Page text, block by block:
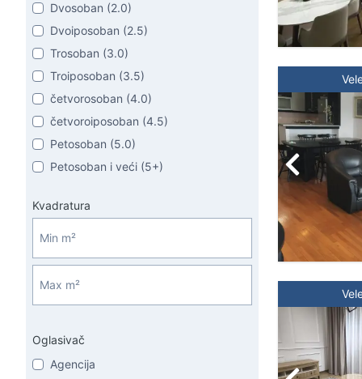
Dvosoban (2.0)
Dvoiposoban (2.5)
Trosoban (3.0)
Troiposoban (3.5)
četvorosoban (4.0)
četvoroiposoban (4.5)
Petosoban (5.0)
Petosoban i veći (5+)
Kvadratura
Oglasivač
Agencija